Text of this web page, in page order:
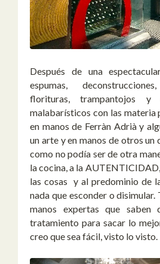
Después de una
espumas,
florituras, trampantojos y
malabarísticos con las materia
en manos de Ferràn Adrià y
un arte y en manos de otros un
como no podía ser de otra
la cocina, a la
las cosas y al predominio de
nada que esconder o disimular.
manos expertas que saben
tratamiento para sacar lo
creo que sea fácil, visto lo visto.